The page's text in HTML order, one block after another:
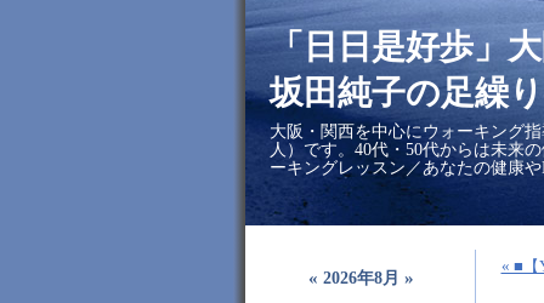
「日日是好歩」
坂田純子の足繰
大阪・関西を中心にウォーキング
人）です。40代・50代からは未来
ーキングレッスン／あなたの健康
« 2026年8月 »
« ■【